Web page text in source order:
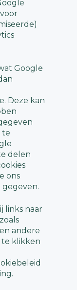
Google
Deze kan
te
delen
ons
links naar
andere
te klikken